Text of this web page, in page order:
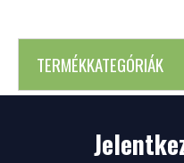
TERMÉKKATEGÓRIÁK